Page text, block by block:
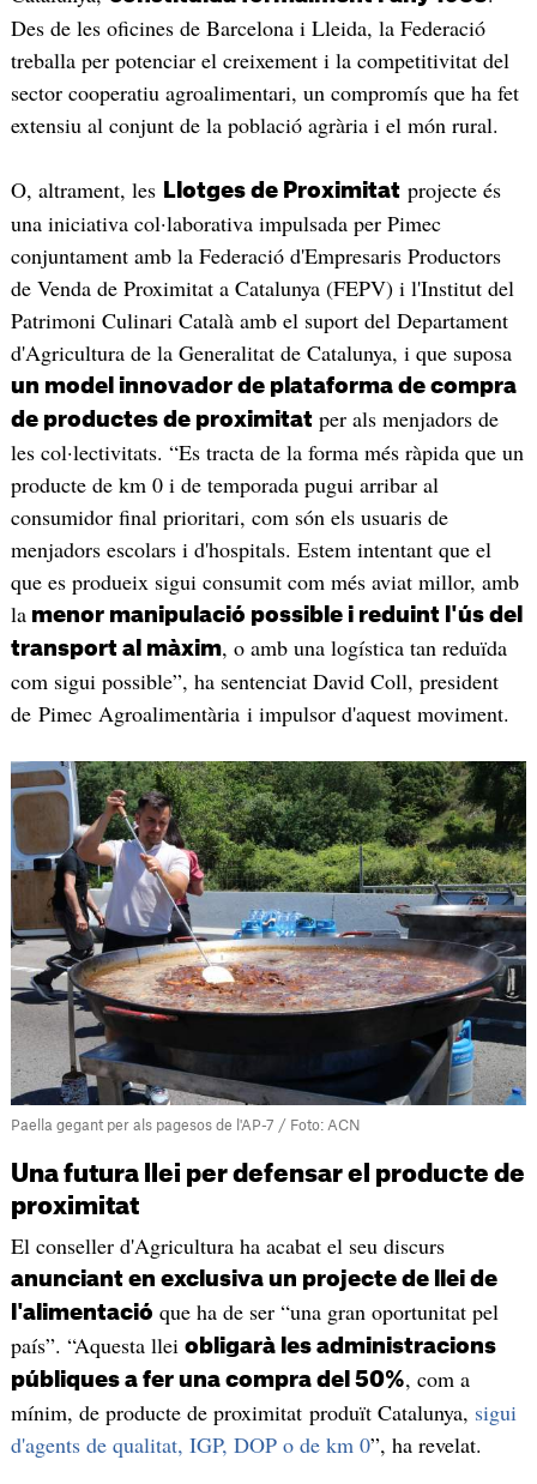
Des de les oficines de Barcelona i Lleida, la Federació
treballa per potenciar el creixement i la competitivitat del
sector cooperatiu agroalimentari, un compromís que ha fet
extensiu al conjunt de la població agrària i el món rural.
O, altrament, les Llotges de Proximitatprojecte és
una iniciativa col·laborativa impulsada per Pimec
conjuntament amb la Federació d'Empresaris Productors
de Venda de Proximitat a Catalunya (FEPV) i l'Institut del
Patrimoni Culinari Català amb el suport del Departament
d'Agricultura de la Generalitat de Catalunya, i que suposa
un model innovador de plataforma de compra
de productes de proximitatper als menjadors de
les col·lectivitats. “Es tracta de la forma més ràpida que un
producte de km 0 i de temporada pugui arribar al
consumidor final prioritari, com són els usuaris de
menjadors escolars i d'hospitals. Estem intentant que el
que es produeix sigui consumit com més aviat millor, amb
lamenor manipulació possible i reduint l'ús del
transport al màxim, o amb una logística tan reduïda
com sigui possible”, ha sentenciat David Coll, president
de Pimec Agroalimentària i impulsor d'aquest moviment.
Paella gegant per als pagesos de l'AP-7 / Foto: ACN
Una futura llei per defensar el producte de
proximitat
El conseller d'Agricultura ha acabat el seu discurs
anunciant en exclusiva un projecte de llei de
l'alimentació que ha de ser “una gran oportunitat pel
país”. “Aquesta llei obligarà les administracions
públiques a fer una compra del 50%, com a
mínim, de producte de proximitat produït Catalunya, sigui
d'agents de qualitat, IGP, DOP o de km 0”, ha revelat.